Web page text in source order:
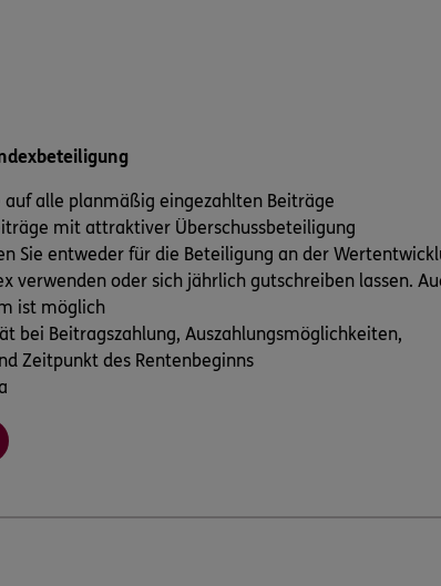
alle planmäßig eingezahlten Beiträge
mit attraktiver Überschussbeteiligung
Sie entweder für die Beteiligung an der
verwenden oder sich jährlich gutschreiben lassen.
ist möglich
bei Beitragszahlung, Auszahlungsmöglichkeiten,
Zeitpunkt des Rentenbeginns